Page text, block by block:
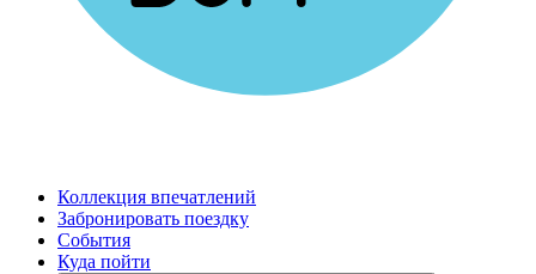
Коллекция впечатлений
Забронировать поездку
События
Куда пойти